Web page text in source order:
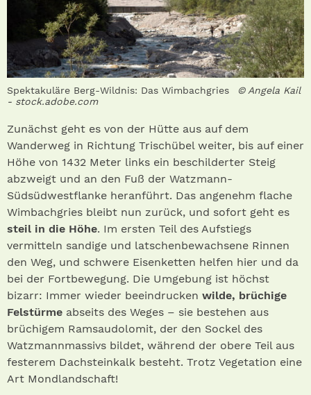
Spektakuläre Berg-Wildnis: Das Wimbachgries
© Angela Kail
- stock.adobe.com
Zunächst geht es von der Hütte aus auf dem
Wanderweg in Richtung Trischübel weiter, bis auf einer
Höhe von 1432 Meter links ein beschilderter Steig
abzweigt und an den Fuß der Watzmann-
Südsüdwestflanke heranführt. Das angenehm flache
Wimbachgries bleibt nun zurück, und sofort geht es
steil in die Höhe. Im ersten Teil des Aufstiegs
vermitteln sandige und latschenbewachsene Rinnen
den Weg, und schwere Eisenketten helfen hier und da
bei der Fortbewegung. Die Umgebung ist höchst
bizarr: Immer wieder beeindrucken wilde, brüchige
Felstürme abseits des Weges – sie bestehen aus
brüchigem Ramsaudolomit, der den Sockel des
Watzmannmassivs bildet, während der obere Teil aus
festerem Dachsteinkalk besteht. Trotz Vegetation eine
Art Mondlandschaft!